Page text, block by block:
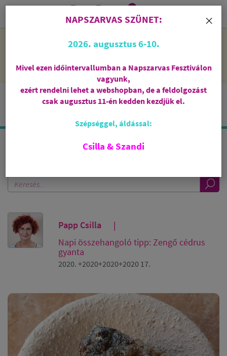
NAPSZARVAS SZÜNET: 2026. augusztus 6-10 - rendelni lehet
feldolgozni őket.
i
0
KERESÉS A BLOGBAN
Papp Csilla
Napi összehangoló tipp: Zengő cédrus
gyanta
2020. +2020+2020+2020 17.
×
NAPSZARVAS SZÜNET:
2026. augusztus 6-10.
Mivel ezen időintervallumban a Napszarvas Fesztiválon
vagyunk,
ezért rendelni lehet a webshopban, de a feldolgozást
csak augusztus 11-én kedden kezdjük el.
Szépséggel, áldással:
Csilla & Szandi